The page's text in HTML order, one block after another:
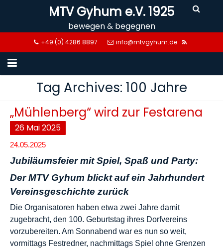
MTV Gyhum e.V. 1925
bewegen & begegnen
+49 (0) 4286 8897 info@mtvgyhum.de
Tag Archives: 100 Jahre
„Mühlenberg“ wird zur Festarena
26 Mai2025
24.05.2025
Jubiläumsfeier mit Spiel, Spaß und Party:
Der MTV Gyhum blickt auf ein Jahrhundert
Vereinsgeschichte zurück
Die Organisatoren haben etwa zwei Jahre damit
zugebracht, den 100. Geburtstag ihres Dorfvereins
vorzubereiten. Am Sonnabend war es nun so weit,
vormittags Festredner, nachmittags Spiel ohne Grenzen